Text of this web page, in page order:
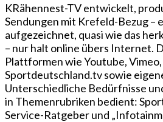
KRähennest-TV entwickelt,
Sendungen mit Krefeld-Bezug –
aufgezeichnet, quasi wie das
– nur halt online übers Internet.
Plattformen wie Youtube,
Sportdeutschland.tv sowie
Unterschiedliche Bedürfnisse
in Themenrubriken bedient:
Service-Ratgeber und